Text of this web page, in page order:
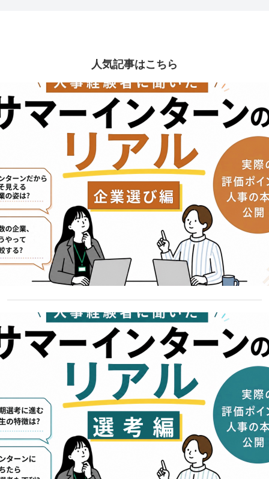
人気記事はこちら